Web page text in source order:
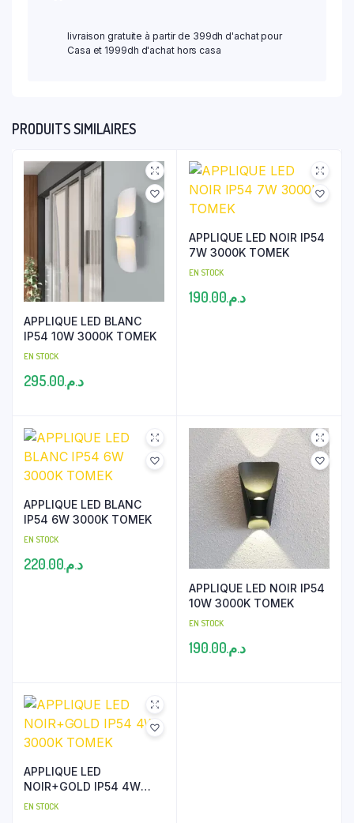
livraison gratuite à partir de 399dh d'achat pour
Casa et 1999dh d'achat hors casa
PRODUITS SIMILAIRES
APPLIQUE LED BLANC
IP54 10W 3000K TOMEK
EN STOCK
د.م.295.00
APPLIQUE LED NOIR IP54
7W 3000K TOMEK
EN STOCK
د.م.190.00
APPLIQUE LED BLANC
IP54 6W 3000K TOMEK
EN STOCK
د.م.220.00
APPLIQUE LED NOIR IP54
10W 3000K TOMEK
EN STOCK
د.م.190.00
APPLIQUE LED
NOIR+GOLD IP54 4W
3000K TOMEK
EN STOCK